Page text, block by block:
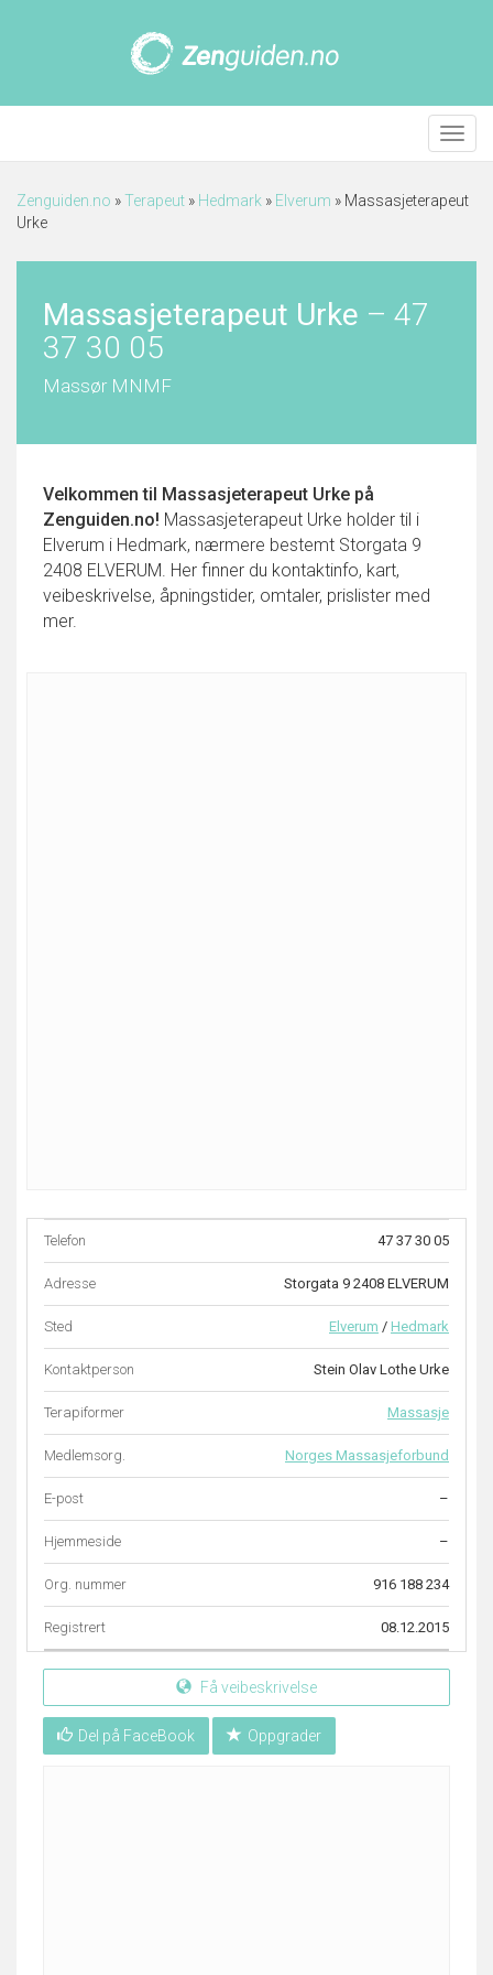
Meny
Zenguiden.no »Terapeut » Hedmark » Elverum » Massasjeterapeut
Urke
Massasjeterapeut Urke – 47
37 30 05
Massør MNMF
Velkommen til Massasjeterapeut Urke på
Zenguiden.no! Massasjeterapeut Urke holder til i
Elverum i Hedmark, nærmere bestemt Storgata 9
2408 ELVERUM. Her finner du kontaktinfo, kart,
veibeskrivelse, åpningstider, omtaler, prislister med
mer.
Telefon 47 37 30 05
Adresse Storgata 9 2408 ELVERUM
Sted Elverum / Hedmark
Kontaktperson Stein Olav Lothe Urke
Terapiformer Massasje
Medlemsorg. Norges Massasjeforbund
E-post –
Hjemmeside –
Org. nummer 916 188 234
Registrert 08.12.2015
Få veibeskrivelse
Del på FaceBook Oppgrader